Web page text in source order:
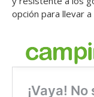
opción para llevar